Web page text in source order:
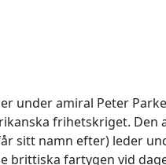
under amiral Peter
frihetskriget. Den
sitt namn efter) leder
brittiska fartygen vid